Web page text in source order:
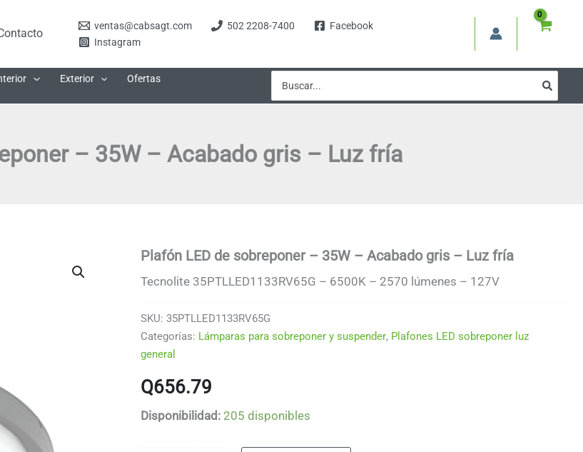
ventas@cabsagt.com 502 2208-7400
Facebook
Instagram
Exterior
Ofertas
por:
– 35W – Acabado gris – Luz fría
Plafón LED de sobreponer – 35W – Acabado gris – Luz fría
Tecnolite 35PTLLED1133RV65G – 6500K – 2570 lúmenes – 127V
SKU:35PTLLED1133RV65G
Categorías: Lámparas para sobreponer y suspender, Plafones LED sobreponer luz
general
Q656.79
Disponibilidad: 205 disponibles